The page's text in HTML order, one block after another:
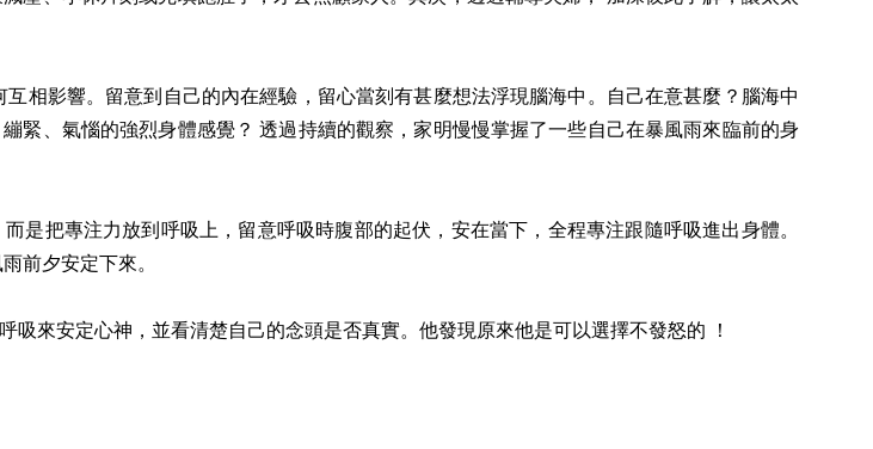
相影響。留意到自己的內在經驗，留心當刻有甚麼想法浮現腦海中。自己在意甚麼？腦海中
緊、氣惱的強烈身體感覺？ 透過持續的觀察，家明慢慢掌握了一些自己在暴風雨來臨前的身
是把專注力放到呼吸上，留意呼吸時腹部的起伏，安在當下，全程專注跟隨呼吸進出身體。
前夕安定下來。
來安定心神，並看清楚自己的念頭是否真實。他發現原來他是可以選擇不發怒的 ！